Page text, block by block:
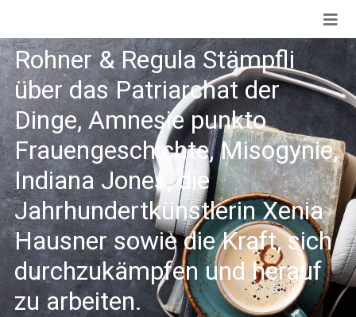
Rohner & Regula Stämpfli
über das Patriarchat der
Dinge, Amnesie punkto
Frauengeschichte, Misogynie,
Indiana Jones, die
Jahrhundertkünstlerin Xenia
Hausner sowie die Kraft, sich
durchzukämpfen und herauf
zu arbeiten.